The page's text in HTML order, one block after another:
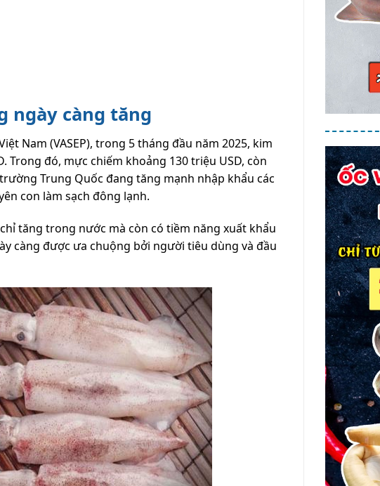
ngày càng tăng
Nam (VASEP), trong 5 tháng đầu năm 2025, kim
Trong đó, mực chiếm khoảng 130 triệu USD, còn
Trung Quốc đang tăng mạnh nhập khẩu các
con làm sạch đông lạnh.
tăng trong nước mà còn có tiềm năng xuất khẩu
càng được ưa chuộng bởi người tiêu dùng và đầu